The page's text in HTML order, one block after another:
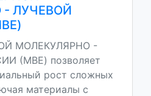
ЛУЧЕВОЙ
МОЛЕКУЛЯРНО -
(MBE) позволяет
рост сложных
материалы с